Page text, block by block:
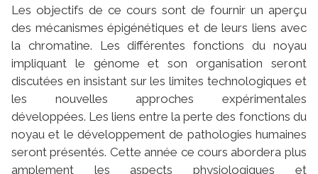
Les objectifs de ce cours sont de fournir un aperçu
des mécanismes épigénétiques et de leurs liens avec
la chromatine. Les différentes fonctions du noyau
impliquant le génome et son organisation seront
discutées en insistant sur les limites technologiques et
les nouvelles approches expérimentales
développées. Les liens entre la perte des fonctions du
noyau et le développement de pathologies humaines
seront présentés. Cette année ce cours abordera plus
amplement les aspects physiologiques et